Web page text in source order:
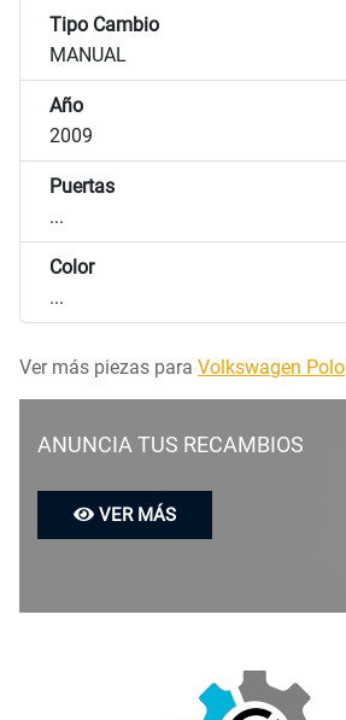
Tipo Cambio
MANUAL
Año
2009
Puertas
...
Color
...
Ver más piezas para Volkswagen Polo
ANUNCIA TUS RECAMBIOS
VER MÁS